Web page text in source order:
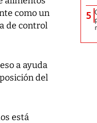
como un
de control
a ayuda
del
está
5